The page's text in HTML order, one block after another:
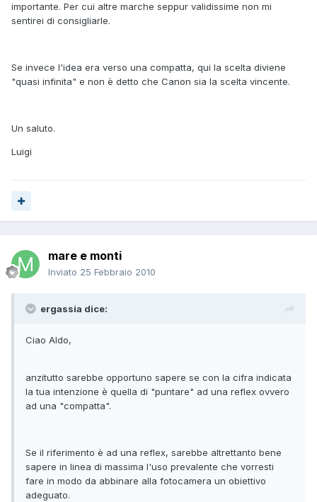
importante. Per cui altre marche seppur validissime non mi
sentirei di consigliarle.
Se invece l'idea era verso una compatta, qui la scelta diviene
"quasi infinita" e non è detto che Canon sia la scelta vincente.
Un saluto.
Luigi
mare e monti
Inviato 25 Febbraio 2010
ergassia dice:
Ciao Aldo,
anzitutto sarebbe opportuno sapere se con la cifra indicata
la tua intenzione è quella di "puntare" ad una reflex ovvero
ad una "compatta".
Se il riferimento è ad una reflex, sarebbe altrettanto bene
sapere in linea di massima l'uso prevalente che vorresti
fare in modo da abbinare alla fotocamera un obiettivo
adeguato.